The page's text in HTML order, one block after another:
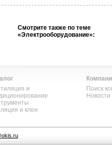
Смотрите также по теме
«Электрооборудование»:
и
и клеи
Поиск